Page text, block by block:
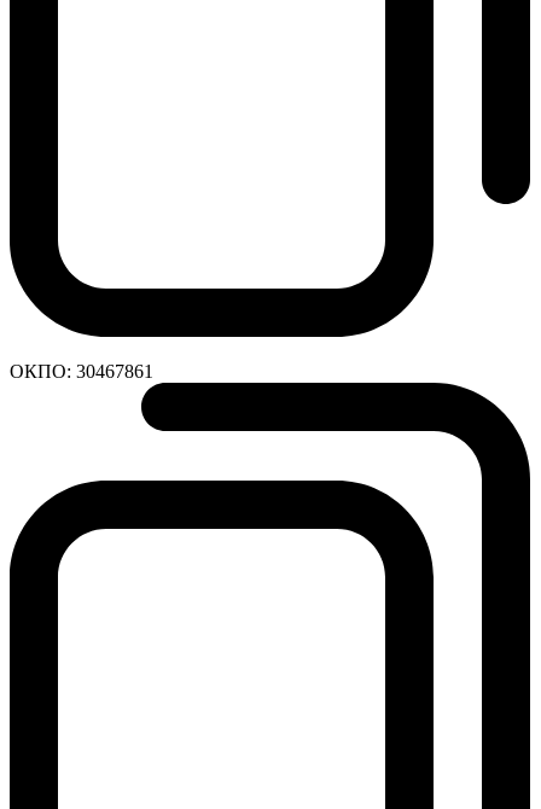
ОКПО: 30467861